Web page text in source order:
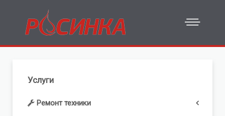
Услуги
Ремонт техники